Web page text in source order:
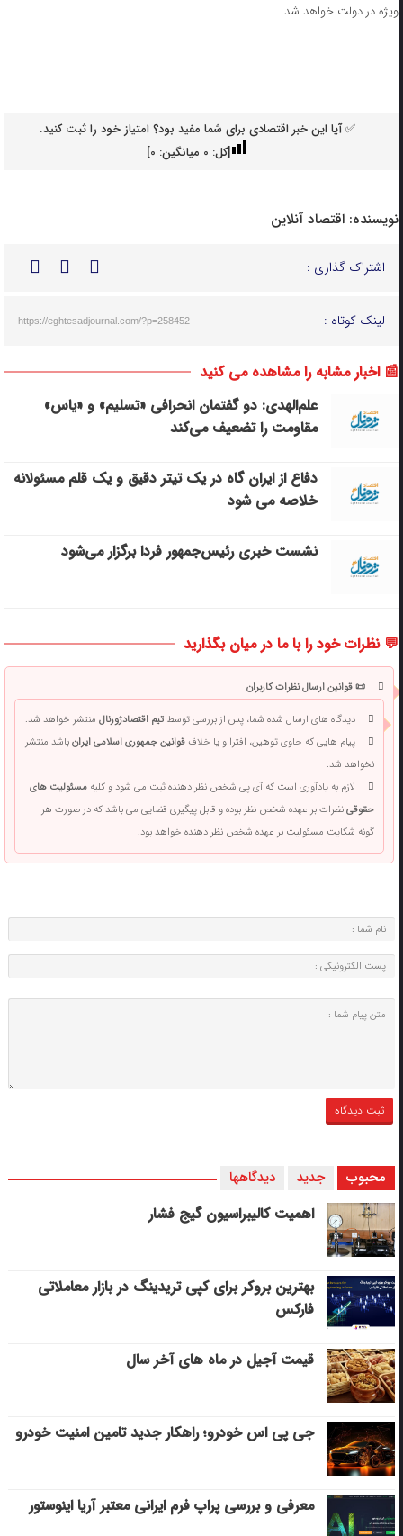
ویژه در دولت خواهد شد.
✅ آیا این خبر اقتصادی برای شما مفید بود؟ امتیاز خود را ثبت کنید.
[کل: 0میانگین: 0
]
نویسنده: اقتصاد آنلاین
اشتراک گذاری :
لینک کوتاه : https://eghtesadjournal.com/?p=258452
📰 اخبار مشابه را مشاهده می کنید
علم‌الهدی: دو گفتمان انحرافی «تسلیم» و «یاس»
مقاومت را تضعیف می‌کند
دفاع از ایران گاه در یک تیتر دقیق و یک قلم مسئولانه
خلاصه می شود
نشست خبری رئیس‌جمهور فردا برگزار می‌شود
💬 نظرات خود را با ما در میان بگذارید
📜 قوانین ارسال نظرات کاربران
دیدگاه های ارسال شده شما، پس از بررسی توسطتیم اقتصادژورنالمنتشر خواهد شد.
پیام هایی که حاوی توهین، افترا و یا خلافقوانین جمهوری اسلامی ایرانباشد منتشر
نخواهد شد.
لازم به یادآوری است که آی پی شخص نظر دهنده ثبت می شود و کلیهمسئولیت های
حقوقینظرات بر عهده شخص نظر بوده و قابل پیگیری قضایی می باشد که در صورت هر
گونه شکایت مسئولیت بر عهده شخص نظر دهنده خواهد بود.
محبوب جدید دیدگاهها
اهمیت کالیبراسیون گیج فشار
بهترین بروکر برای کپی‌ تریدینگ در بازار معاملاتی
فارکس
قیمت آجیل در ماه های آخر سال
جی پی اس خودرو؛ راهکار جدید تامین امنیت خودرو
معرفی و بررسی پراپ فرم ایرانی معتبر آریا اینوستور